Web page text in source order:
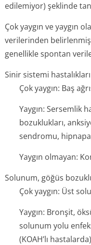
edilemiyor) şeklinde
Çok yaygın ve yaygın
verilerinden
genellikle spontan
Sinir sistemi hastalıkları
Çok yaygın: Baş
Yaygın: Sersemlik
bozuklukları,
sendromu,
Yaygın olmayan:
Solunum, göğüs
Çok yaygın: Üst
Yaygın: Bronşit,
solunum yolu
(KOAH’lı